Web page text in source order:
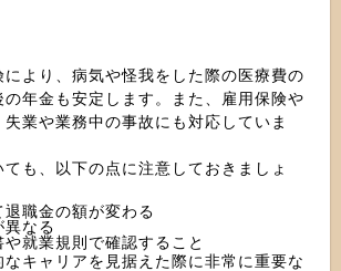
により、病気や怪我をした際の医療費の
の年金も安定します。また、雇用保険や
業や業務中の事故にも対応していま
も、以下の点に注意しておきましょ
職金の額が変わる
異なる
就業規則で確認すること
キャリアを見据えた際に非常に重要な